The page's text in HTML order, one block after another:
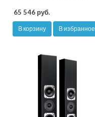
65 546 руб.
В корзину В избранное